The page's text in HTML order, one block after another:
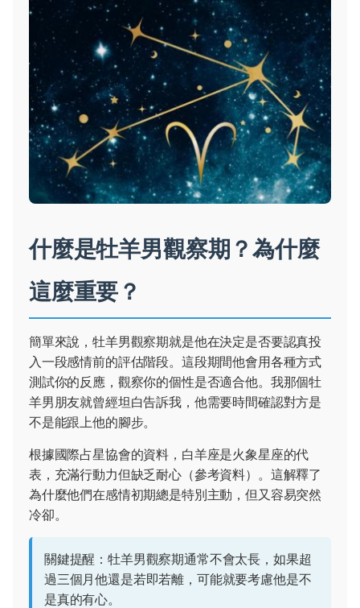
什麼是牡羊男觀察期？為什麼
這麼重要？
簡單來說，牡羊男觀察期就是他在決定是否要認真投
入一段感情前的評估階段。這段期間他會用各種方式
測試你的反應，觀察你的個性是否適合他。我那個牡
羊男朋友就曾經坦白告訴我，他需要時間確認對方是
不是能跟上他的腳步。
根據國際占星協會的資料，白羊座是火象星座的代
表，充滿行動力但缺乏耐心（參考資料）。這解釋了
為什麼他們在感情初期總是特別主動，但又容易突然
冷卻。
關鍵提醒：牡羊男觀察期通常不會太長，如果超
過三個月他還是若即若離，可能就要考慮他是不
是真的有心。